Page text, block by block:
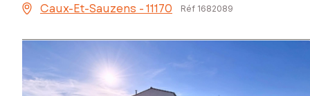
Caux-Et-Sauzens - 11170 Réf 1682089